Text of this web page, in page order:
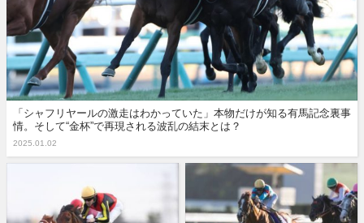
「シャフリヤールの激走はわかっていた」本物だけが知る有馬記念裏事
情。そして“金杯”で再現される波乱の結末とは？
2025.01.02